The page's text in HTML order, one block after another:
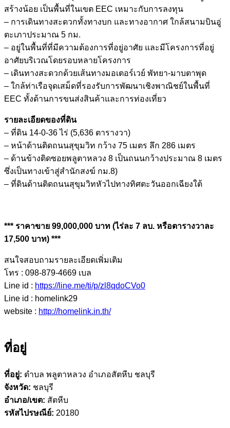
สร้างน้อย เป็นพื้นที่ในเขต EEC เหมาะกับการลงทุน
– การเดินทางสะดวกทั้งทางบก และทางอากาศ ใกล้สนามบินอู่
ตะเภาประมาณ 5 กม.
– อยู่ในพื้นที่ที่มีความต้องการที่อยู่อาศัย และมีโครงการที่อยู่
อาศัยบริเวณโดยรอบหลายโครงการ
– เดินทางสะดวกด้วยเส้นทางมอเตอร์เวย์ พัทยา-มาบตาพุด
– ใกล้ท่าเรือจุดเสม็ดที่รองรับการพัฒนาเชิงพาณิชย์ในพื้นที่
EEC ทั้งด้านการขนส่งสินค้าและการท่องเที่ยว
รายละเอียดของที่ดิน
– ที่ดิน 14-0-36 ไร่ (5,636 ตารางวา)
– หน้าด้านติดถนนสุขุมวิท กว้าง 75 เมตร ลึก 286 เมตร
– ด้านข้างติดซอยพลูตาหลวง 8 เป็นถนนกว้างประมาณ 8 เมตร
ซึ่งเป็นทางเข้าสู่สำนักสงฆ์ กม.8)
– ที่ดินด้านติดถนนสุขุมวิทหัวไปทางทิศตะวันออกเฉียงใต้
*** ราคาขาย 99,000,000 บาท (ไร่ละ 7 ลบ. หรือตารางวาละ
17,500 บาท) ***
สนใจสอบถามรายละเอียดเพิ่มเติม
โทร : 098-879-4669 เบล
Line id : https://line.me/ti/p/zl8qdoCVo0
Line id : homelink29
website : http://homelink.in.th/
ที่อยู่
ที่อยู่: ตำบล พลูตาหลวง อำเภอสัตหีบ ชลบุรี
จังหวัด: ชลบุรี
อำเภอ/เขต: สัตหีบ
รหัสไปรษณีย์: 20180